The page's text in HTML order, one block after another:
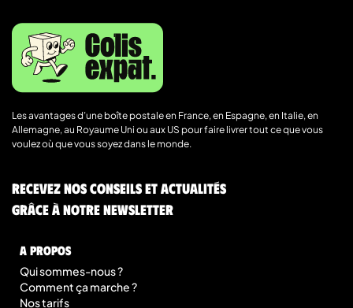
Les avantages d’une boîte postale en France, en Espagne, en Italie, en
Allemagne, au Royaume Uni ou aux US pour faire livrer tout ce que vous
voulez où que vous soyez dans le monde.
Recevez nos conseils et actualités
grâce à notre newsletter
A Propos
Qui sommes-nous ?
Comment ça marche ?
Nos tarifs